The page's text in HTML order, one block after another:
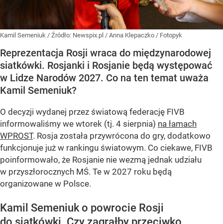
Kamil Semeniuk / Źródło: Newspix.pl / Anna Klepaczko / Fotopyk
Reprezentacja Rosji wraca do międzynarodowej
siatkówki. Rosjanki i Rosjanie będą występować
w Lidze Narodów 2027. Co na ten temat uważa
Kamil Semeniuk?
O decyzji wydanej przez światową federację FIVB
informowaliśmy we wtorek (tj. 4 sierpnia) na łamach
WPROST. Rosja została przywrócona do gry, dodatkowo
funkcjonuje już w rankingu światowym. Co ciekawe, FIVB
poinformowało, że Rosjanie nie wezmą jednak udziału
w przyszłorocznych MŚ. Te w 2027 roku będą
organizowane w Polsce.
Kamil Semeniuk o powrocie Rosji